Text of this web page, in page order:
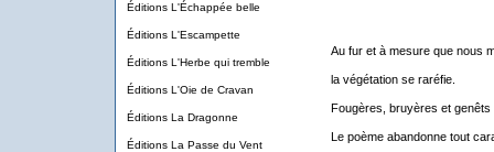
Éditions L'Échappée belle
Éditions L'Escampette
Éditions L'Herbe qui tremble
Éditions L'Oie de Cravan
Éditions La Dragonne
Éditions La Passe du Vent
Au fur et à mesure que nous
la végétation se raréfie.
Fougères, bruyères et genêts
Le poème abandonne tout